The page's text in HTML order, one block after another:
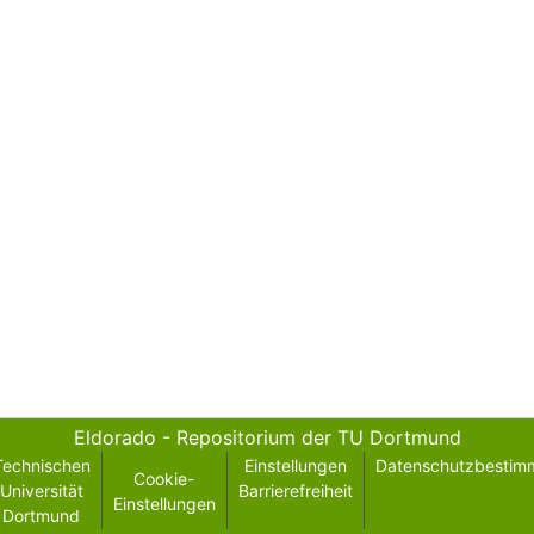
Eldorado - Repositorium der TU Dortmund
Universität
Dortmund
Cookie-
Einstellungen
Einstellungen
Barrierefreiheit